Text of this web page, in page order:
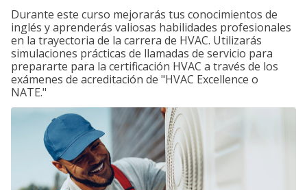
Durante este curso mejorarás tus conocimientos de
inglés y aprenderás valiosas habilidades profesionales
en la trayectoria de la carrera de HVAC. Utilizarás
simulaciones prácticas de llamadas de servicio para
prepararte para la certificación HVAC a través de los
exámenes de acreditación de "HVAC Excellence o
NATE."